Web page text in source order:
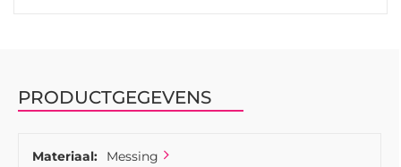
PRODUCTGEGEVENS
Materiaal: Messing